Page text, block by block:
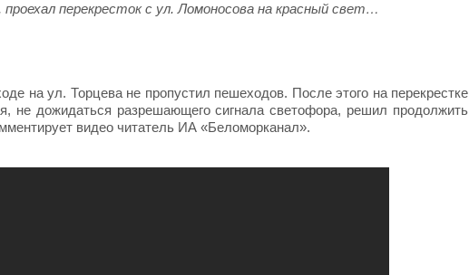
перекресток с ул. Ломоносова на красный свет…
на ул. Торцева не пропустил пешеходов. После этого на перекрестке
не дожидаться разрешающего сигнала светофора, решил продолжить
видео читатель ИА «Беломорканал».